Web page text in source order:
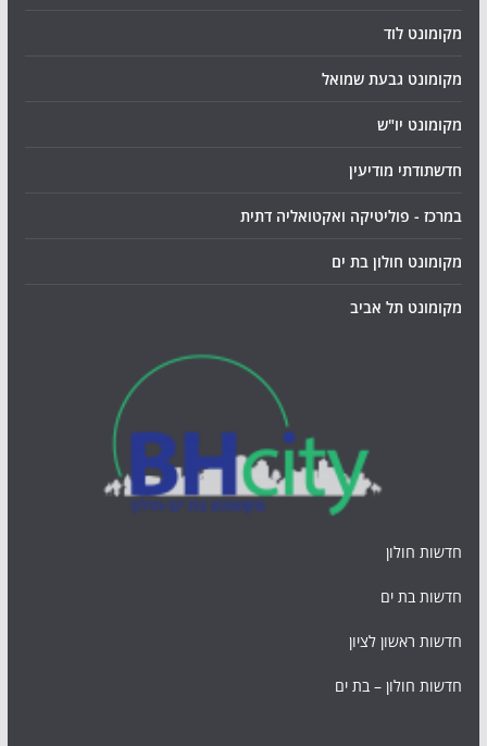
מקומונט לוד
מקומונט גבעת שמואל
מקומונט יו"ש
חדשתודתי מודיעין
במרכז - פוליטיקה ואקטואליה דתית
מקומונט חולון בת ים
מקומונט תל אביב
חדשות חולון
חדשות בת ים
חדשות ראשון לציון
חדשות חולון – בת ים